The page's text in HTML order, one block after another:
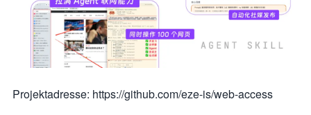
Projektadresse: https://github.com/eze-is/web-access